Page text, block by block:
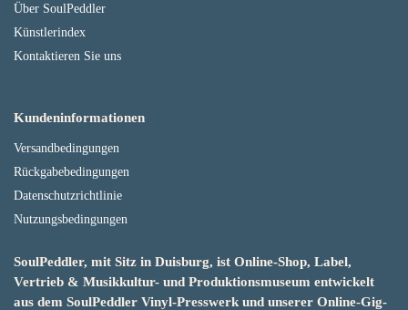
Über SoulPeddler
Künstlerindex
Kontaktieren Sie uns
Kundeninformationen
Versandbedingungen
Rückgabebedingungen
Datenschutzrichtlinie
Nutzungsbedingungen
SoulPeddler, mit Sitz in Duisburg, ist Online-Shop, Label,
Vertrieb & Musikkultur- und Produktionsmuseum entwickelt
aus dem SoulPeddler Vinyl-Presswerk und unserer Online-Gig-